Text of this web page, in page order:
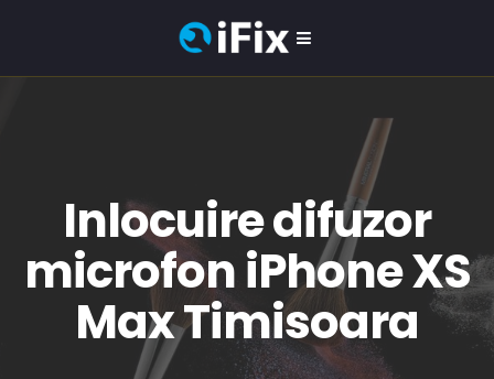
Inlocuire difuzor
microfon iPhone XS
Max Timisoara